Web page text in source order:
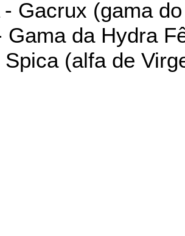
- Gacrux (gama
Gama da Hydra
Spica (alfa de